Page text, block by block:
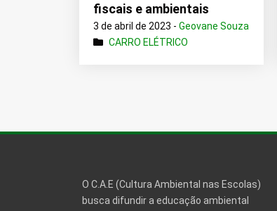
fiscais e ambientais
3 de abril de 2023 -Geovane Souza
CARRO ELÉTRICO
O C.A.E (Cultura Ambiental nas Escolas)
busca difundir a educação ambiental